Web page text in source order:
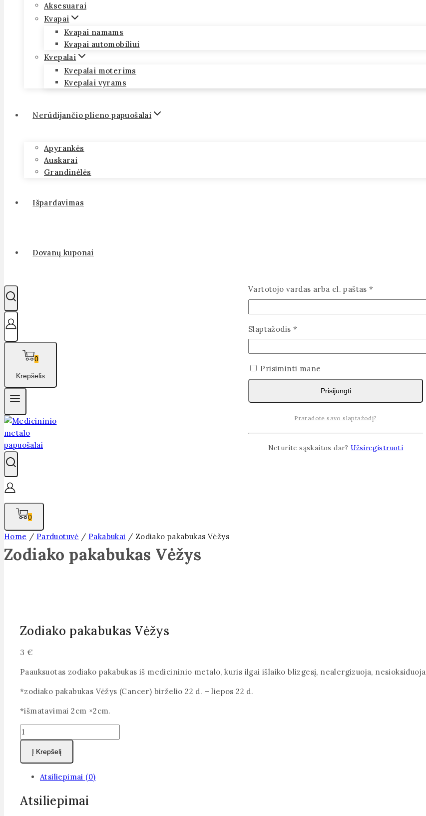
Aksesuarai
Kvapai
Kvapai namams
Kvapai automobiliui
Kvepalai
Kvepalai moterims
Kvepalai vyrams
Nerūdijančio plieno papuošalai
Apyrankės
Auskarai
Grandinėlės
Išpardavimas
Dovanų kuponai
0
Krepšelis
0
Home / Parduotuvė / Pakabukai / Zodiako pakabukas Vėžys
Zodiako pakabukas Vėžys
Zodiako pakabukas Vėžys
3 €
Paauksuotas zodiako pakabukas iš medicininio metalo, kuris ilgai išlaiko blizgesį, nealergizuoja, nesioksiduoja
*zodiako pakabukas Vėžys (Cancer) birželio 22 d. – liepos 22 d.
*išmatavimai 2cm ×2cm.
produkto
kiekis:
Zodiako
pakabukas
Vėžys
Į Krepšelį
Atsiliepimai (0)
Atsiliepimai
Vartotojo vardas arba el. paštas*
Slaptažodis *
Prisiminti mane
Prisijungti
Praradote savo slaptažodį?
Neturite sąskaitos dar?Užsiregistruoti